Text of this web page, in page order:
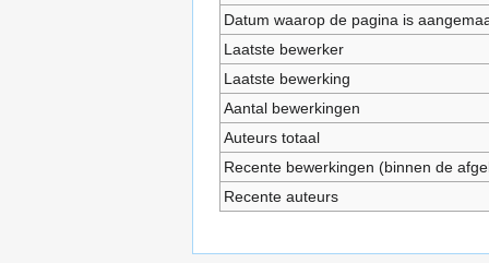
Datum waarop de pagina is
Laatste bewerker
Laatste bewerking
Aantal bewerkingen
Auteurs totaal
Recente bewerkingen (binnen de
Recente auteurs